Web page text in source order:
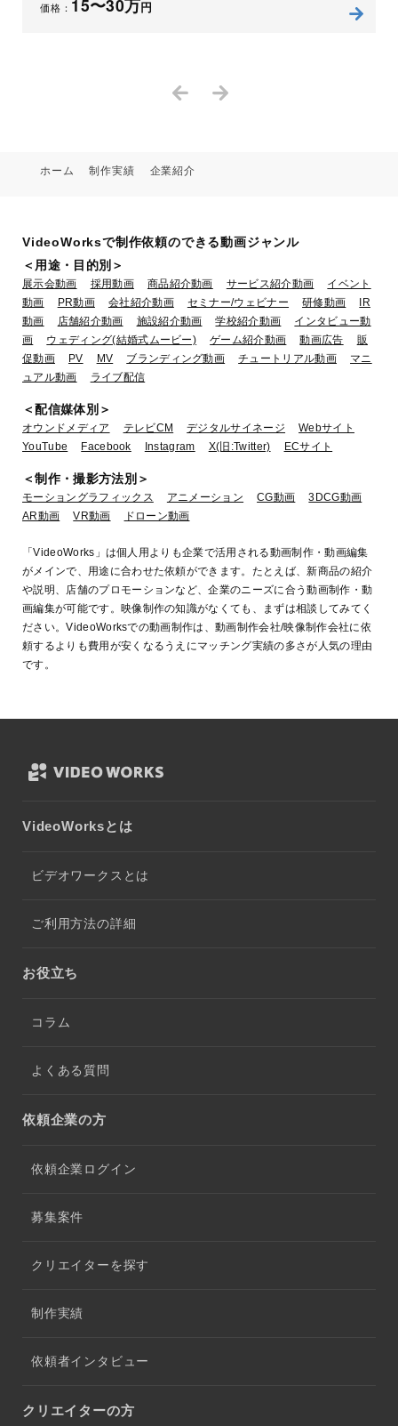
価格： 15〜30万円
ホーム 制作実績 企業紹介
VideoWorksで制作依頼のできる動画ジャンル
＜用途・目的別＞
展示会動画 採用動画 商品紹介動画 サービス紹介動画
イベント
動画
PR動画 会社紹介動画 セミナー/ウェビナー 研修動画
IR
動画
店舗紹介動画 施設紹介動画 学校紹介動画
インタビュー動
画
ウェディング(結婚式ムービー) ゲーム紹介動画 動画広告
販
促動画
PV MV ブランディング動画 チュートリアル動画
マニ
ュアル動画
ライブ配信
＜配信媒体別＞
オウンドメディア テレビCM デジタルサイネージ
Webサイト
YouTube
Facebook Instagram X(旧:Twitter) ECサイト
＜制作・撮影方法別＞
モーショングラフィックス アニメーション CG動画
3DCG動画
AR動画
VR動画 ドローン動画
「VideoWorks」は個人用よりも企業で活用される動画制作・動画編集
がメインで、用途に合わせた依頼ができます。たとえば、新商品の紹介
や説明、店舗のプロモーションなど、企業のニーズに合う動画制作・動
画編集が可能です。映像制作の知識がなくても、まずは相談してみてく
ださい。VideoWorksでの動画制作は、動画制作会社/映像制作会社に依
頼するよりも費用が安くなるうえにマッチング実績の多さが人気の理由
です。
VideoWorksとは
ビデオワークスとは
ご利用方法の詳細
お役立ち
コラム
よくある質問
依頼企業の方
依頼企業ログイン
募集案件
クリエイターを探す
制作実績
依頼者インタビュー
クリエイターの方